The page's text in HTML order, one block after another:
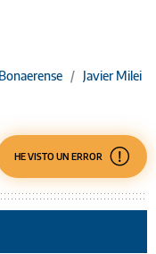
/ Javier Milei
HE VISTO UN ERROR